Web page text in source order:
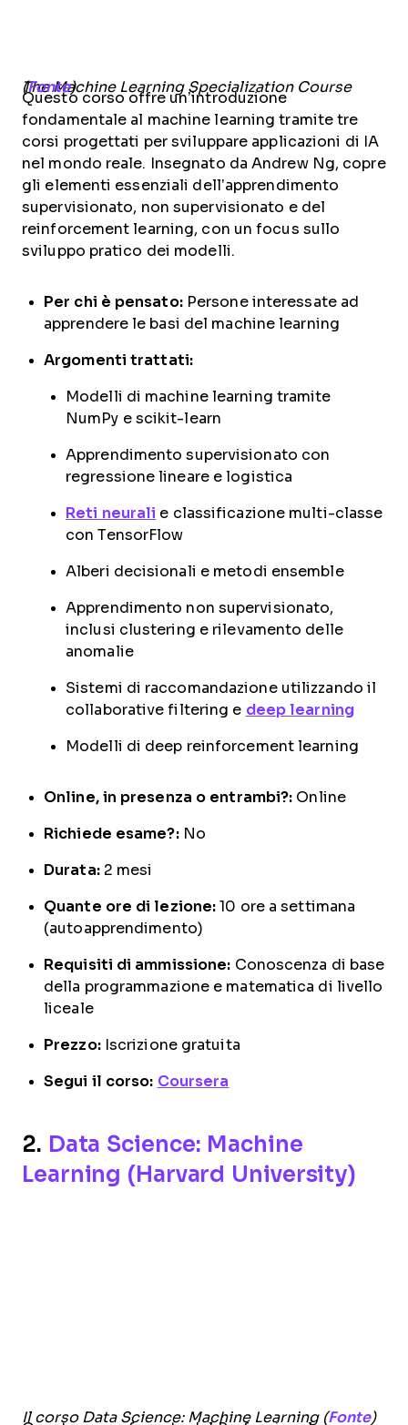
The Machine Learning Specialization Course (Fonte)
Questo corso offre un’introduzione
fondamentale al machine learning tramite tre
corsi progettati per sviluppare applicazioni di IA
nel mondo reale. Insegnato da Andrew Ng, copre
gli elementi essenziali dell’apprendimento
supervisionato, non supervisionato e del
reinforcement learning, con un focus sullo
sviluppo pratico dei modelli.
Per chi è pensato:Persone interessate ad
apprendere le basi del machine learning
Argomenti trattati:
Modelli di machine learning tramite
NumPy e scikit-learn
Apprendimento supervisionato con
regressione lineare e logistica
Reti neurali e classificazione multi-classe
con TensorFlow
Alberi decisionali e metodi ensemble
Apprendimento non supervisionato,
inclusi clustering e rilevamento delle
anomalie
Sistemi di raccomandazione utilizzando il
collaborative filtering e deep learning
Modelli di deep reinforcement learning
Online, in presenza o entrambi?: Online
Richiede esame?:No
Durata:2 mesi
Quante ore di lezione: 10 ore a settimana
(autoapprendimento)
Requisiti di ammissione: Conoscenza di base
della programmazione e matematica di livello
liceale
Prezzo:Iscrizione gratuita
Segui il corso: Coursera
2. Data Science: Machine
Learning (Harvard University)
Il corso Data Science: Machine Learning (Fonte)